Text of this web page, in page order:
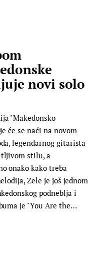
novi solo
"Makedonsko
će se naći na novom
legendarnog gitarista
stilu, a
onako kako treba
Zele je još jednom
podneblja i
je "You Are the…